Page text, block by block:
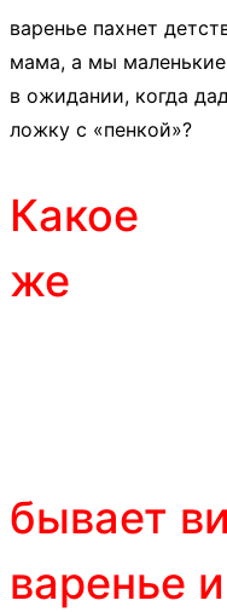
варенье пахнет
мама, а мы
в ожидании, когда
ложку с «пенкой»?
Какое
же
бывает
варенье